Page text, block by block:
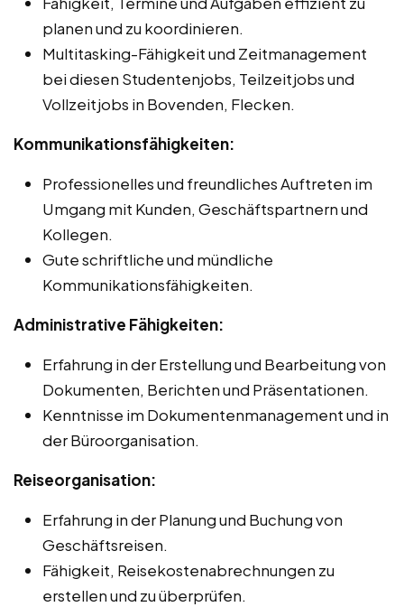
planen und zu koordinieren.
Multitasking-Fähigkeit und Zeitmanagement
bei diesen Studentenjobs, Teilzeitjobs und
Vollzeitjobs in Bovenden, Flecken.
Kommunikationsfähigkeiten:
Professionelles und freundliches Auftreten im
Umgang mit Kunden, Geschäftspartnern und
Kollegen.
Gute schriftliche und mündliche
Kommunikationsfähigkeiten.
Administrative Fähigkeiten:
Erfahrung in der Erstellung und Bearbeitung von
Dokumenten, Berichten und Präsentationen.
Kenntnisse im Dokumentenmanagement und in
der Büroorganisation.
Reiseorganisation:
Erfahrung in der Planung und Buchung von
Geschäftsreisen.
Fähigkeit, Reisekostenabrechnungen zu
erstellen und zu überprüfen.